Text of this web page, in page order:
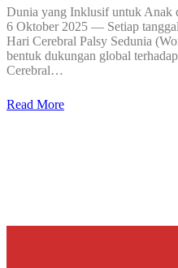
Dunia yang Inklusif untuk Anak
6 Oktober 2025 — Setiap
Hari Cerebral Palsy Sedunia
bentuk dukungan global
Cerebral…
Read More